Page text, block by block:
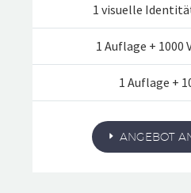
1 visuelle
1 Auflage +
1 Auflage +
ANGEBOT